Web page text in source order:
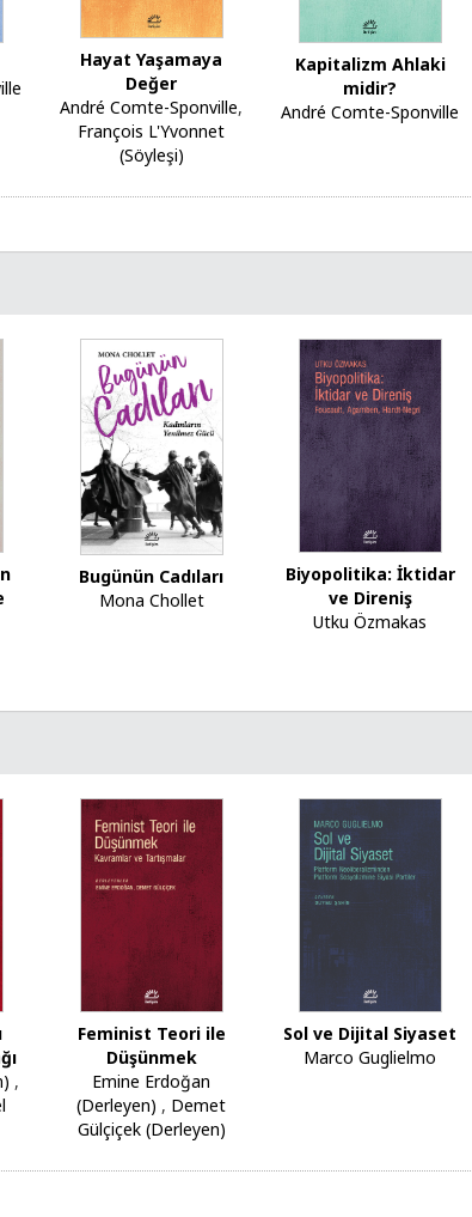
Hayat Yaşamaya
Değer
André Comte-Sponville,
François L'Yvonnet
(Söyleşi)
Kapitalizm Ahlaki
midir?
André Comte-Sponville
Bugünün Cadıları
Mona Chollet
Biyopolitika: İktidar
ve Direniş
Utku Özmakas
,
Feminist Teori ile
Düşünmek
Emine Erdoğan
(Derleyen) , Demet
Gülçiçek (Derleyen)
Sol ve Dijital Siyaset
Marco Guglielmo